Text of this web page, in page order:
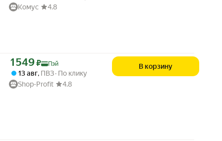
Комус
4.8
Цена с картой Яндекс Пэй 1549 ₽ вместо
1 549₽ Пэй
13 авг, ПВЗ По клику
Shop-Profit
4.8
В корзину